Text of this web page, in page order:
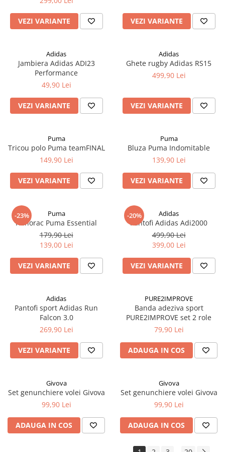
VEZI VARIANTE VEZI VARIANTE
Adidas
Jambiera Adidas ADI23
Performance
49,90 Lei
VEZI VARIANTE
Adidas
Ghete rugby Adidas RS15
499,90 Lei
VEZI VARIANTE
Puma
Tricou polo Puma teamFINAL
149,90 Lei
VEZI VARIANTE
Puma
Bluza Puma Indomitable
139,90 Lei
VEZI VARIANTE
-23% Puma
Hanorac Puma Essential
179,90 Lei
139,00 Lei
VEZI VARIANTE
-20% Adidas
Pantofi Adidas Adi2000
499,90 Lei
399,00 Lei
VEZI VARIANTE
Adidas
Pantofi sport Adidas Run
Falcon 3.0
269,90 Lei
VEZI VARIANTE
PURE2IMPROVE
Banda adeziva sport
PURE2IMPROVE set 2 role
79,90 Lei
ADAUGA IN COS
Givova
Set genunchiere volei Givova
99,90 Lei
ADAUGA IN COS
Givova
Set genunchiere volei Givova
99,90 Lei
ADAUGA IN COS